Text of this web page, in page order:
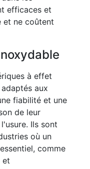
efficaces et
et ne coûtent
à effet
aux
fiabilité et une
de leur
Ils sont
où un
comme
et